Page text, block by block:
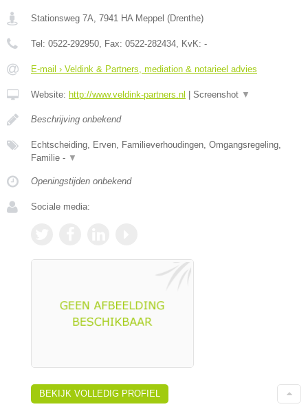
Stationsweg 7A 7941 HA Meppel (Drenthe)
Tel: 0522-292950 , Fax: 0522-282434 , KvK: -
E-mail › Veldink & Partners, mediation & notarieel advies
Website: http://www.veldink-partners.nl Screenshot ▼
Beschrijving onbekend
Echtscheiding, Erven, Familieverhoudingen, Omgangsregeling,
Familie - ▼
Openingstijden onbekend
Sociale media:
BEKIJK VOLLEDIG PROFIEL